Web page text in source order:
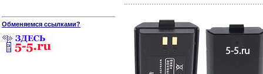
Обменяемся ссылками?